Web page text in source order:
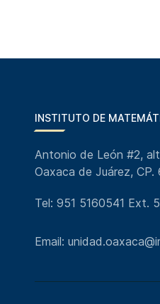
INSTITUTO DE
Antonio de León #2,
Oaxaca de Juárez, CP.
Tel: 951 5160541 Ext.
Email: